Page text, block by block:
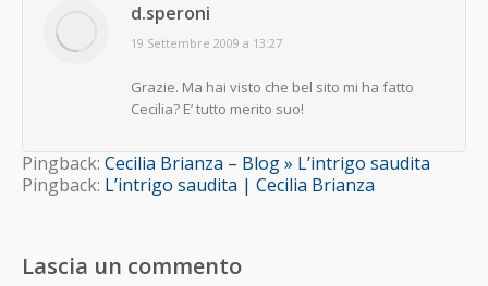
d.speroni
says:
19 Settembre 2009 a 13:27
Grazie. Ma hai visto che bel sito mi ha fatto
Cecilia? E’ tutto merito suo!
Pingback: Cecilia Brianza – Blog » L’intrigo saudita
Pingback: L’intrigo saudita | Cecilia Brianza
Lascia un commento